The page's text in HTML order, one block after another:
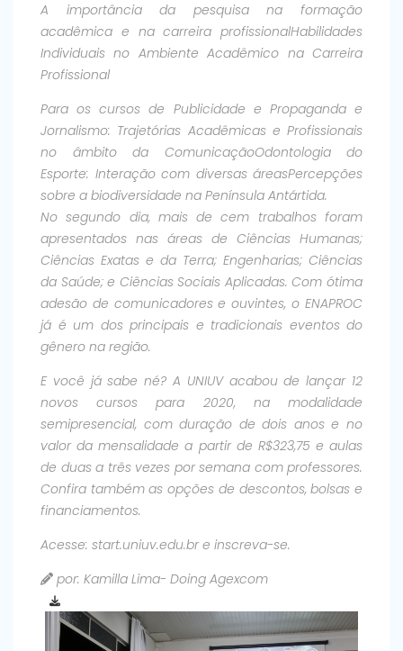
A importância da pesquisa na formação
acadêmica e na carreira profissionalHabilidades
Individuais no Ambiente Acadêmico na Carreira
Profissional
Para os cursos de Publicidade e Propaganda e
Jornalismo: Trajetórias Acadêmicas e Profissionais
no âmbito da ComunicaçãoOdontologia do
Esporte: Interação com diversas áreasPercepções
sobre a biodiversidade na Península Antártida.
No segundo dia, mais de cem trabalhos foram
apresentados nas áreas de Ciências Humanas;
Ciências Exatas e da Terra; Engenharias; Ciências
da Saúde; e Ciências Sociais Aplicadas. Com ótima
adesão de comunicadores e ouvintes, o ENAPROC
já é um dos principais e tradicionais eventos do
gênero na região.
E você já sabe né? A UNIUV acabou de lançar 12
novos cursos para 2020, na modalidade
semipresencial, com duração de dois anos e no
valor da mensalidade a partir de R$323,75 e aulas
de duas a três vezes por semana com professores.
Confira também as opções de descontos, bolsas e
financiamentos.
Acesse: start.uniuv.edu.br e inscreva-se.
por: Kamilla Lima- Doing Agexcom